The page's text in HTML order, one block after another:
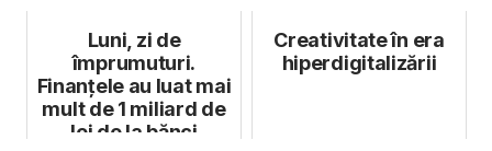
Luni, zi de
împrumuturi.
Finanțele au luat mai
mult de 1 miliard de
lei de la bănci
Creativitate în era
hiperdigitalizării